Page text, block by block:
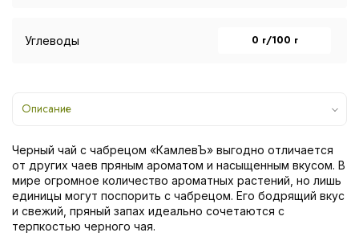
Углеводы 0 г/100 г
Описание
Черный чай с чабрецом «КамлевЪ» выгодно отличается
от других чаев пряным ароматом и насыщенным вкусом. В
мире огромное количество ароматных растений, но лишь
единицы могут поспорить с чабрецом. Его бодрящий вкус
и свежий, пряный запах идеально сочетаются с
терпкостью черного чая.